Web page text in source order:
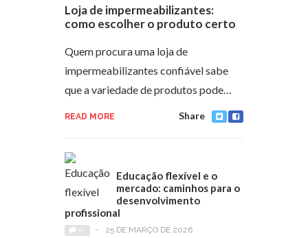
Loja de impermeabilizantes:
como escolher o produto certo
Quem procura uma loja de
impermeabilizantes confiável sabe
que a variedade de produtos pode…
READ MORE Share
Educação flexível e o
mercado: caminhos para o
desenvolvimento
profissional
- 25 DE MARÇO DE 2026